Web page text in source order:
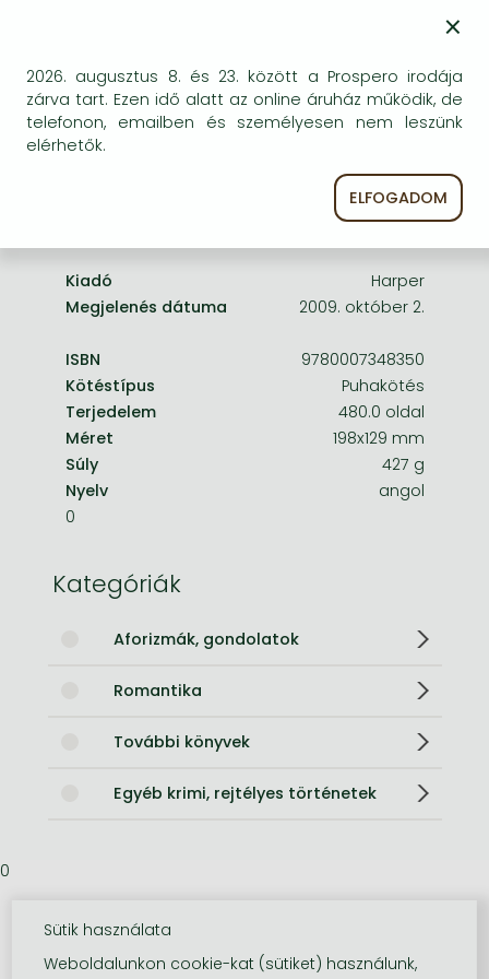
One-Punch Man manga
ügyfélszolgálatunkhoz!
Kiadó
Harper
Megjelenés dátuma
2009. október 2.
ISBN
9780007348350
Kötéstípus
Puhakötés
Terjedelem
480.0 oldal
Méret
198x129 mm
Súly
427 g
Nyelv
angol
0
Kategóriák
Aforizmák, gondolatok
Romantika
További könyvek
Egyéb krimi, rejtélyes történetek
0
×
2026. augusztus 8. és 23. között a Prospero irodája
zárva tart. Ezen idő alatt az online áruház működik, de
telefonon, emailben és személyesen nem leszünk
elérhetők.
ELFOGADOM
Sütik használata
Weboldalunkon cookie-kat (sütiket) használunk,